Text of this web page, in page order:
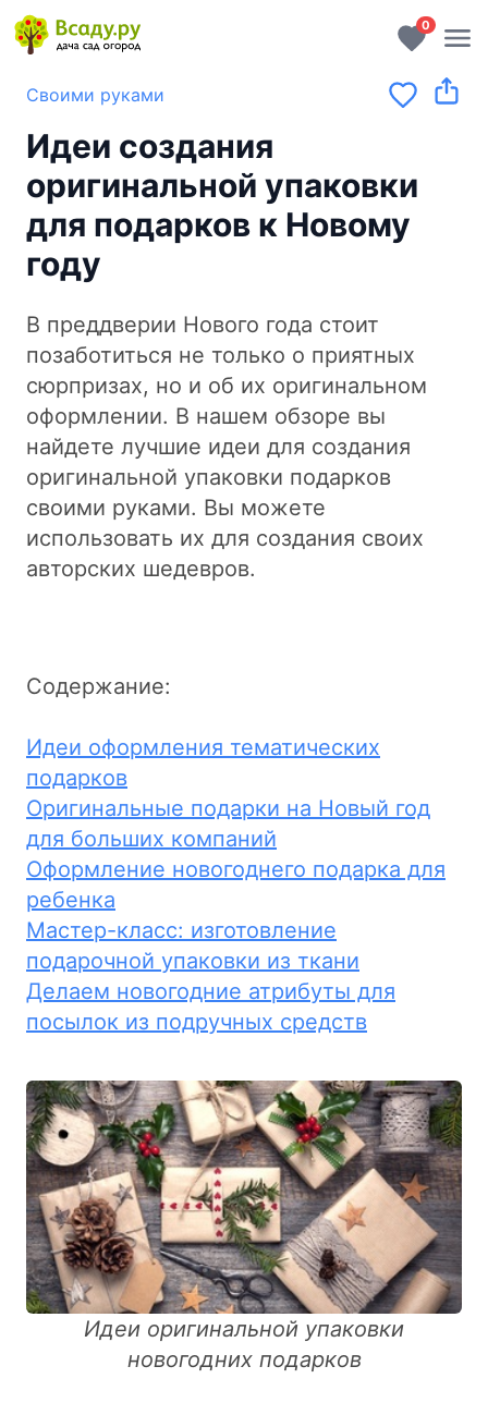
0
Своими руками
Идеи создания
оригинальной упаковки
для подарков к Новому
году
В преддверии Нового года стоит
позаботиться не только о приятных
сюрпризах, но и об их оригинальном
оформлении. В нашем обзоре вы
найдете лучшие идеи для создания
оригинальной упаковки подарков
своими руками. Вы можете
использовать их для создания своих
авторских шедевров.
Содержание:
Идеи оформления тематических
подарков
Оригинальные подарки на Новый год
для больших компаний
Оформление новогоднего подарка для
ребенка
Мастер-класс: изготовление
подарочной упаковки из ткани
Делаем новогодние атрибуты для
посылок из подручных средств
Идеи оригинальной упаковки
новогодних подарков